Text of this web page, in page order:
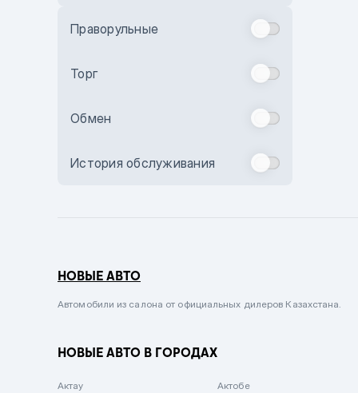
Бежевый
Комбинированный
Сиреневый металлик
Вишневый
Праворульные
Торг
Обмен
История обслуживания
НОВЫЕ АВТО
Автомобили из салона от официальных дилеров Казахстана.
НОВЫЕ АВТО В ГОРОДАХ
Актау Актобе